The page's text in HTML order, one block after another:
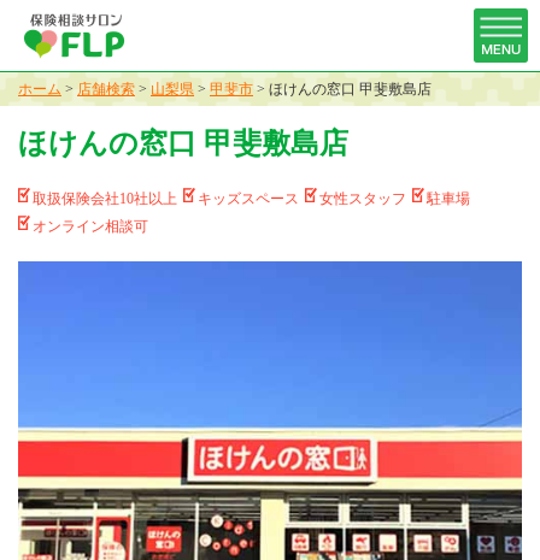
ホーム > 店舗検索 > 山梨県 > 甲斐市 > ほけんの窓口 甲斐敷島店
ほけんの窓口 甲斐敷島店
取扱保険会社10社以上 キッズスペース 女性スタッフ
駐車場
オンライン相談可